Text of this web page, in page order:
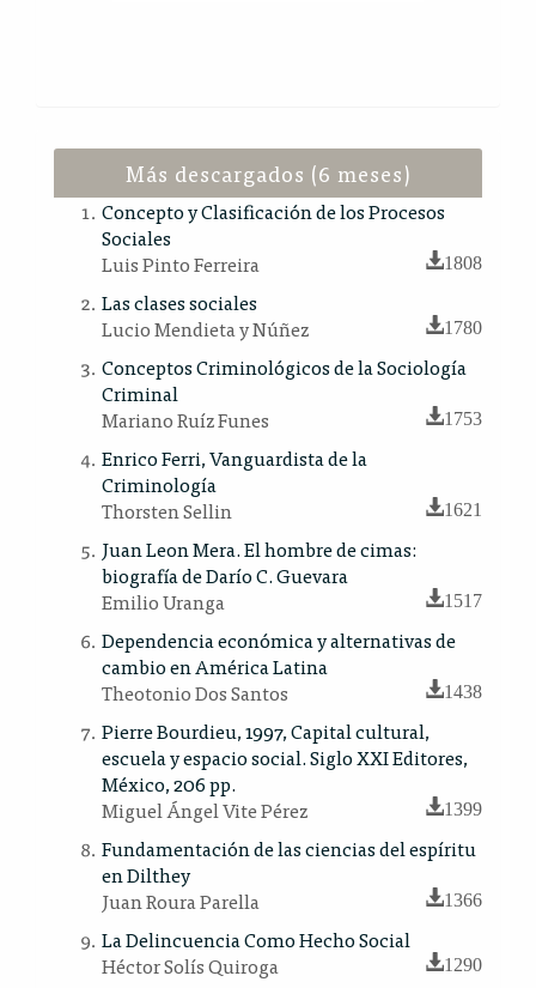
Más descargados (6 meses)
Concepto y Clasificación de los Procesos
Sociales
Luis Pinto Ferreira
1808
Las clases sociales
Lucio Mendieta y Núñez
1780
Conceptos Criminológicos de la Sociología
Criminal
Mariano Ruíz Funes
1753
Enrico Ferri, Vanguardista de la
Criminología
Thorsten Sellin
1621
Juan Leon Mera. El hombre de cimas:
biografía de Darío C. Guevara
Emilio Uranga
1517
Dependencia económica y alternativas de
cambio en América Latina
Theotonio Dos Santos
1438
Pierre Bourdieu, 1997, Capital cultural,
escuela y espacio social. Siglo XXI Editores,
México, 206 pp.
Miguel Ángel Vite Pérez
1399
Fundamentación de las ciencias del espíritu
en Dilthey
Juan Roura Parella
1366
La Delincuencia Como Hecho Social
Héctor Solís Quiroga
1290